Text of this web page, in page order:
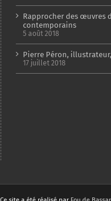
Rapprocher des œuvres
contemporains
5 août 2018
Pierre Péron,
17 juillet 2018